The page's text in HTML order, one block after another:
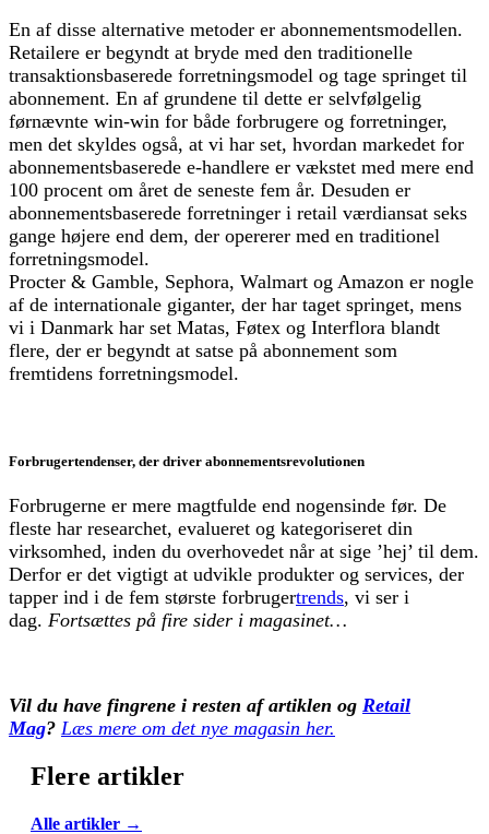
En af disse alternative metoder er abonnementsmodellen.
Retailere er begyndt at bryde med den traditionelle
transaktionsbaserede forretningsmodel og tage springet til
abonnement. En af grundene til dette er selvfølgelig
førnævnte win-win for både forbrugere og forretninger,
men det skyldes også, at vi har set, hvordan markedet for
abonnementsbaserede e-handlere er vækstet med mere end
100 procent om året de seneste fem år. Desuden er
abonnementsbaserede forretninger i retail værd­iansat seks
gange højere end dem, der opererer med en traditionel
forretningsmodel.
Procter & Gamble, Sephora, Walmart og Amazon er nogle
af de internationale giganter, der har taget springet, mens
vi i Danmark har set Matas, Føtex og Interflora blandt
flere, der er begyndt at satse på abonnement som
fremtidens forretningsmodel.
Forbrugertendenser, der driver abonnementsrevolutionen
Forbrugerne er mere magtfulde end nogensinde før. De
fleste har researchet, evalueret og kategoriseret din
virksomhed, inden du overhovedet når at sige ’hej’ til dem.
Derfor er det vigtigt at udvikle produkter og services, der
tapper ind i de fem største forbrugertrends, vi ser i
dag. Fortsættes på fire sider i magasinet…
Vil du have fingrene i resten af artiklen og Retail
Mag? Læs mere om det nye magasin her.
Flere artikler
Alle artikler →